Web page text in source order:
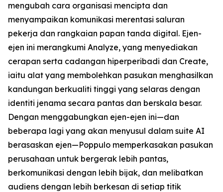
mengubah cara organisasi mencipta dan
menyampaikan komunikasi merentasi saluran
pekerja dan rangkaian papan tanda digital. Ejen-
ejen ini merangkumi Analyze, yang menyediakan
cerapan serta cadangan hiperperibadi dan Create,
iaitu alat yang membolehkan pasukan menghasilkan
kandungan berkualiti tinggi yang selaras dengan
identiti jenama secara pantas dan berskala besar.
Dengan menggabungkan ejen-ejen ini—dan
beberapa lagi yang akan menyusul dalam suite AI
berasaskan ejen—Poppulo memperkasakan pasukan
perusahaan untuk bergerak lebih pantas,
berkomunikasi dengan lebih bijak, dan melibatkan
audiens dengan lebih berkesan di setiap titik